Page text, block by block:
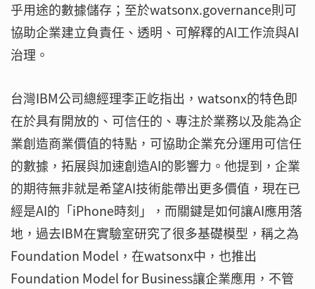
乎用途的數據儲存；至於watsonx.governance則可
協助企業建立負責任、透明、可解釋的AI工作流與AI
治理。
台灣IBM公司總經理李正屹指出，watsonx的特色即
在於具有開放的、可信任的、專注於業務以及能為企
業創造商業價值的特點，可協助企業充分運用可信任
的數據，拓展與加速創造AI的影響力。他提到，企業
的期待無非就是希望AI技術能帶出更多價值，現在已
經是AI的「iPhone時刻」，而關鍵是如何讓AI應用落
地，過去IBM在實驗室研究了很多基礎模型，稱之為
Foundation Model，在watsonx中，也推出
Foundation Model for Business讓企業應用，不管